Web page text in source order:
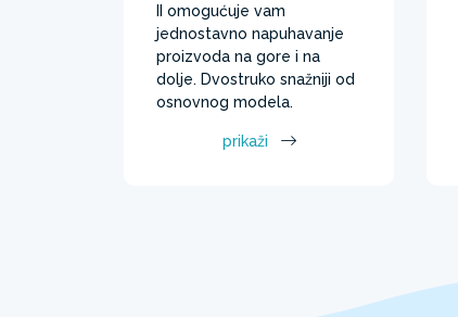
II omogućuje vam
jednostavno napuhavanje
proizvoda na gore i na
dolje. Dvostruko snažniji od
osnovnog modela.
prikaži